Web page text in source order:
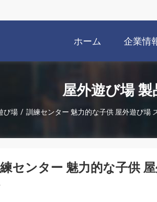
ホーム 企業情
屋外遊び場 製
び場 / 訓練センター 魅力的な子供 屋外遊び場
センター 魅力的な子供